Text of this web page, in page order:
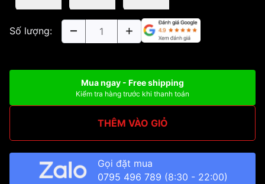
Số lượng:
Mua ngay - Free shipping
Kiểm tra hàng trước khi thanh toán
THÊM VÀO GIỎ
Gọi đặt mua
0795 496 789 (8:30 - 22:00)